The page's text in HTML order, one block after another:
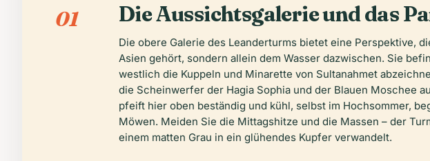
01 Die Aussichtsgalerie und das
Die obere Galerie des Leanderturms bietet eine Perspektive,
Asien gehört, sondern allein dem Wasser dazwischen. Sie
westlich die Kuppeln und Minarette von Sultanahmet
die Scheinwerfer der Hagia Sophia und der Blauen Moschee
pfeift hier oben beständig und kühl, selbst im Hochsommer,
Möwen. Meiden Sie die Mittagshitze und die Massen – der
einem matten Grau in ein glühendes Kupfer verwandelt.